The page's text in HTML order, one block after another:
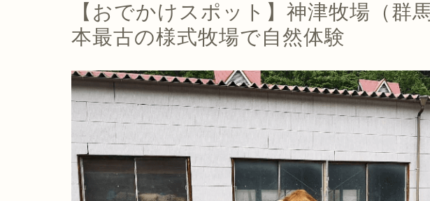
【おでかけスポット】神津牧場（群
本最古の様式牧場で自然体験